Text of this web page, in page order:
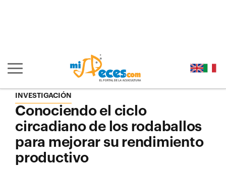
Mostrar/ocultar navegación principal
INVESTIGACIÓN
Conociendo el ciclo
circadiano de los rodaballos
para mejorar su rendimiento
productivo